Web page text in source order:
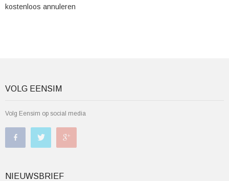
kostenloos annuleren
VOLG EENSIM
Volg Eensim op social media
NIEUWSBRIEF